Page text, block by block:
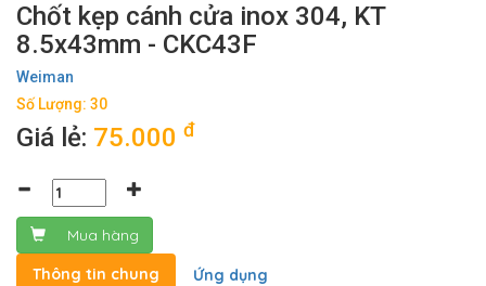
Chốt kẹp cánh cửa inox 304, KT
8.5x43mm - CKC43F
Weiman
Số Lượng: 30
Giá lẻ: 75.000 đ
Mua hàng
Thông tin chung
Ứng dụng